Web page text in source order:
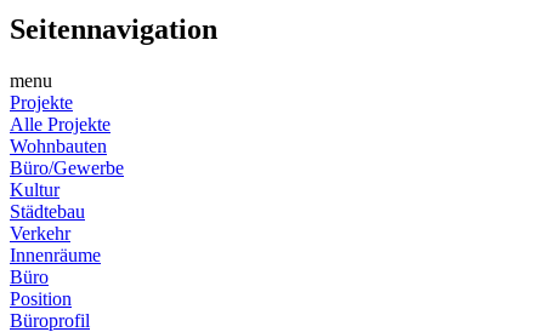
Seitennavigation
menu
Projekte
Alle Projekte
Wohnbauten
Büro/Gewerbe
Kultur
Städtebau
Verkehr
Innenräume
Büro
Position
Büroprofil